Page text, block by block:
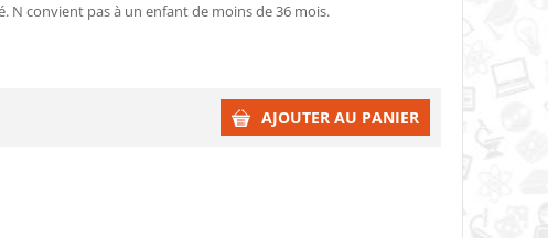
N convient pas à un enfant de moins de 36 mois.
AJOUTER AU PANIER